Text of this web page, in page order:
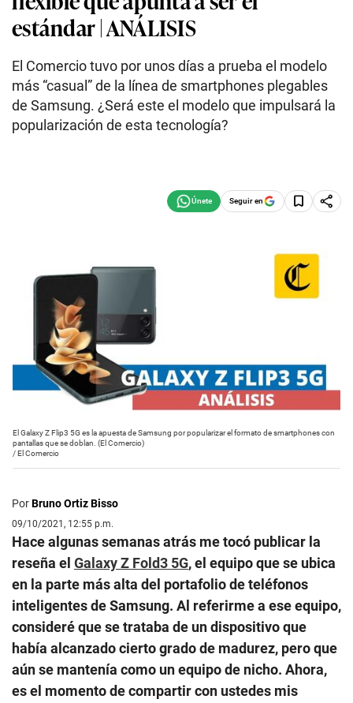
estándar | ANÁLISIS
El Comercio tuvo por unos días a prueba el modelo
más “casual” de la línea de smartphones plegables
de Samsung. ¿Será este el modelo que impulsará la
popularización de esta tecnología?
Seguir en
El Galaxy Z Flip3 5G es la apuesta de Samsung por popularizar el formato de smartphones con
pantallas que se doblan. (El Comercio)
/ El Comercio
PorBruno Ortiz Bisso
09/10/2021, 12:55 p.m.
Hace algunas semanas atrás me tocó publicar la
reseña el Galaxy Z Fold3 5G, el equipo que se ubica
en la parte más alta del portafolio de teléfonos
inteligentes de Samsung. Al referirme a ese equipo,
consideré que se trataba de un dispositivo que
había alcanzado cierto grado de madurez, pero que
aún se mantenía como un equipo de nicho. Ahora,
es el momento de compartir con ustedes mis